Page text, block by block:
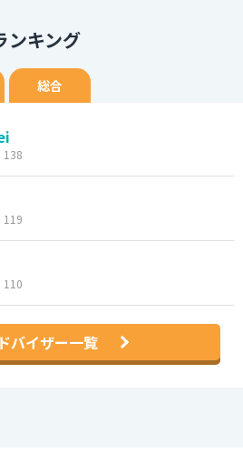
ンキング
総合
138
119
110
バイザー一覧